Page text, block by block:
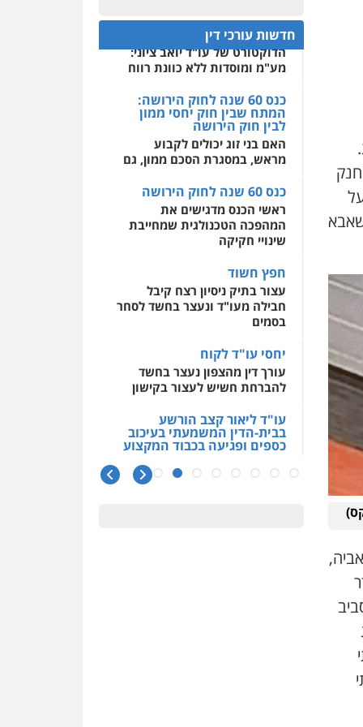
0522508109
אחסון אתרים
מהירות הגנה גיבוי
לעורכי דין
מרכז התחלה חדשה
אסירים עבירות מין
דין
0544500346
חדשות עורכי דין
תנו וקחו
הדוקטורט של עו"ד יואב ציוני:
מע"מ ומוסדות ללא כוונת רווח
כנס 60 שנה לחוק הירושה:
המתח שבין חוק יחסי ממון
לבין חוק הירושה
האם בני זוג יכולים לקבוע
מראש, במסגרת הסכם ממון, גם
כנס 60 שנה לחוק הירושה
ראשי הכנס מדגישים את
המהפכה הטכנולגית שמחייבת
שינויי חקיקה
חפץ חשוד
עצור בתיק ניסיון רצח קיבל
חבילה מעו"ד ונעצר בחשד לסחר
בסמים
יחסי עו"ד לקוח
עורך דין מהצפון נעצר בחשד
להברחת חשיש לעצור בקישון
עו"ד ליאור קצב הורשע
בבית-הדין המשמעתי בעיכוב
כספים ופגיעה בכבוד המקצוע
חודש בלבד לאחר שהופיע בכנס
לשכת עורכי הדין, קצב הורשע